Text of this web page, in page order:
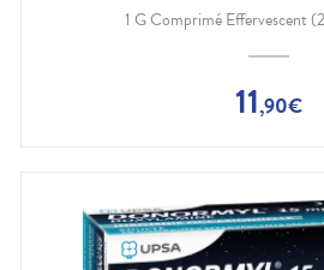
1 G Comprimé Effervescent
11,90€